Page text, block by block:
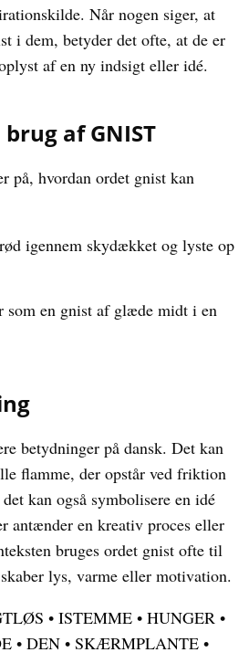
Når nogen siger, at
i dem, betyder det ofte, at de er
af en ny indsigt eller idé.
af GNIST
på, hvordan ordet gnist kan
igennem skydækket og lyste op
som en gnist af glæde midt i en
betydninger på dansk. Det kan
flamme, der opstår ved friktion
kan også symbolisere en idé
antænder en kreativ proces eller
bruges ordet gnist ofte til
lys, varme eller motivation.
• ISTEMME • HUNGER •
• DEN • SKÆRMPLANTE •